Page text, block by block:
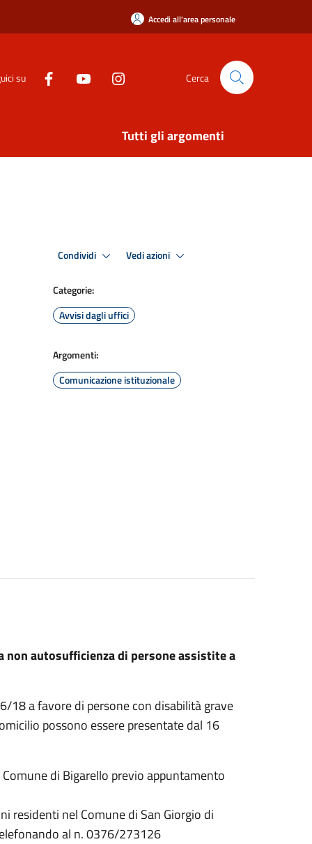
Accedi all'area personale
su Cerca
Tutti gli argomenti
Condividi Vedi azioni
Categorie:
Avvisi dagli uffici
Argomenti:
Comunicazione istituzionale
non autosufficienza di persone assistite a
18 a favore di persone con disabilità grave
possono essere presentate dal 16
di Bigarello previo appuntamento
residenti nel Comune di San Giorgio di
al n. 0376/273126